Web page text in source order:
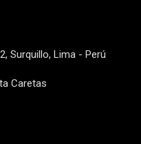
Surquillo, Lima - Perú
Caretas